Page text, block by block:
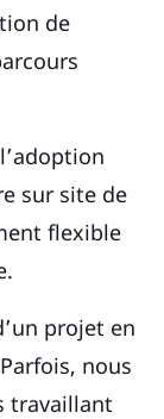
de
sur site de
flexible
projet en
nous
travaillant